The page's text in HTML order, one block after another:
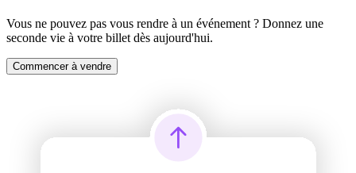
Vous ne pouvez pas vous rendre à un événement ? Donnez une
seconde vie à votre billet dès aujourd'hui.
Commencer à vendre